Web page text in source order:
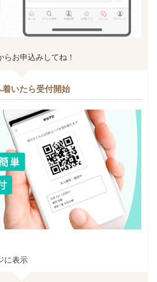
らお申込みしてね！
いたら受付開始
に表示